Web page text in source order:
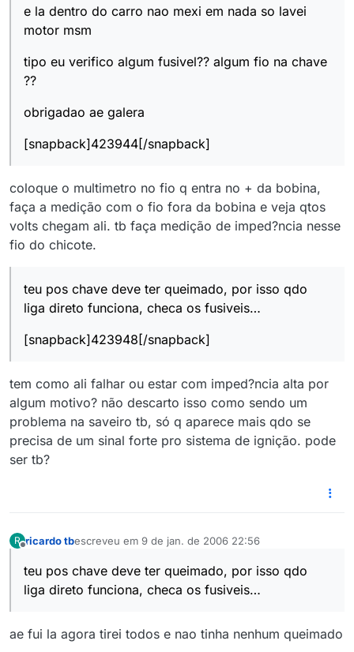
e la dentro do carro nao mexi em nada so lavei
motor msm
tipo eu verifico algum fusivel?? algum fio na chave
??
obrigadao ae galera
[snapback]423944[/snapback]
coloque o multimetro no fio q entra no + da bobina,
faça a medição com o fio fora da bobina e veja qtos
volts chegam ali. tb faça medição de imped?ncia nesse
fio do chicote.
teu pos chave deve ter queimado, por isso qdo
liga direto funciona, checa os fusiveis…
[snapback]423948[/snapback]
tem como ali falhar ou estar com imped?ncia alta por
algum motivo? não descarto isso como sendo um
problema na saveiro tb, só q aparece mais qdo se
precisa de um sinal forte pro sistema de ignição. pode
ser tb?
R ricardo tbescreveu em 9 de jan. de 2006 22:56
última edição por
teu pos chave deve ter queimado, por isso qdo
liga direto funciona, checa os fusiveis…
ae fui la agora tirei todos e nao tinha nenhum queimado